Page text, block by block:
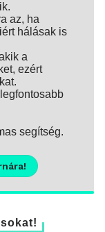
az, ha
hálásak is
a
ezért
segítség.